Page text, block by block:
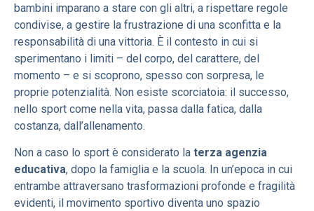
bambini imparano a stare con gli altri, a rispettare regole
condivise, a gestire la frustrazione di una sconfitta e la
responsabilità di una vittoria. È il contesto in cui si
sperimentano i limiti – del corpo, del carattere, del
momento – e si scoprono, spesso con sorpresa, le
proprie potenzialità. Non esiste scorciatoia: il successo,
nello sport come nella vita, passa dalla fatica, dalla
costanza, dall’allenamento.
Non a caso lo sport è considerato la terza agenzia
educativa, dopo la famiglia e la scuola. In un’epoca in cui
entrambe attraversano trasformazioni profonde e fragilità
evidenti, il movimento sportivo diventa uno spazio